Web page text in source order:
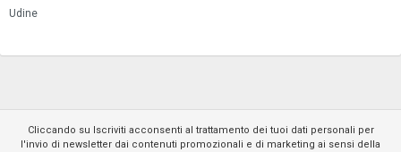
Udine
Cliccando su Iscriviti acconsenti al trattamento dei tuoi dati personali per
l'invio di newsletter dai contenuti promozionali e di marketing ai sensi della